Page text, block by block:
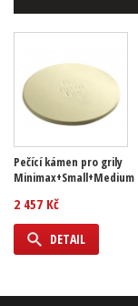
Pečící kámen pro grily
Minimax+Small+Medium
2 457 Kč
DETAIL